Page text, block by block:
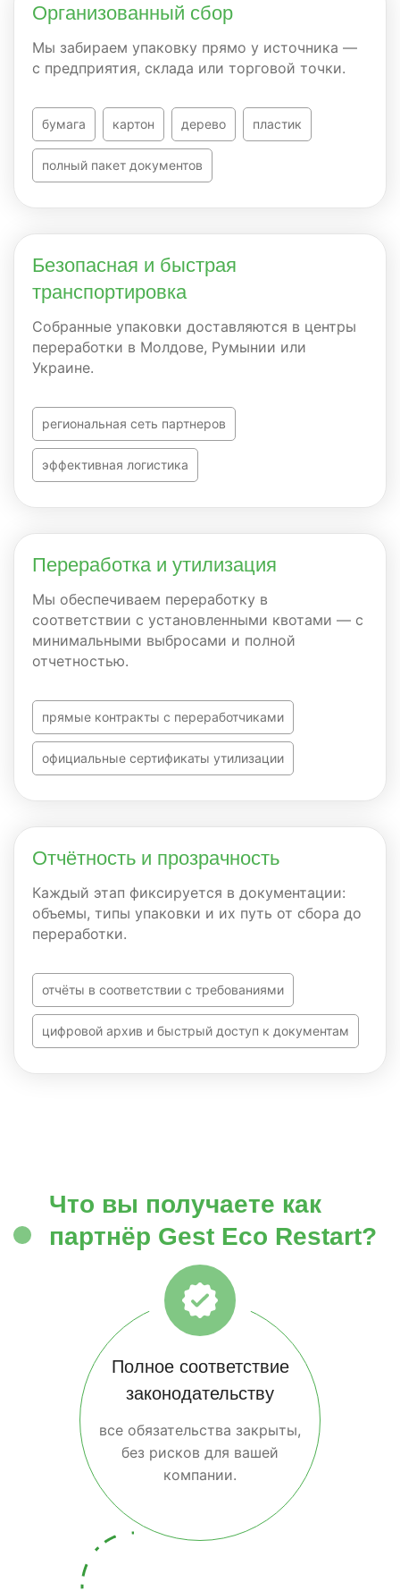
Организованный сбор
Мы забираем упаковку прямо у источника —
с предприятия, склада или торговой точки.
бумага картон дерево пластик
полный пакет документов
Безопасная и быстрая
транспортировка
Собранные упаковки доставляются в центры
переработки в Молдове, Румынии или
Украине.
региональная сеть партнеров
эффективная логистика
Переработка и утилизация
Мы обеспечиваем переработку в
соответствии с установленными квотами — с
минимальными выбросами и полной
отчетностью.
прямые контракты с переработчиками
официальные сертификаты утилизации
Отчётность и прозрачность
Каждый этап фиксируется в документации:
объемы, типы упаковки и их путь от сбора до
переработки.
отчёты в соответствии с требованиями
цифровой архив и быстрый доступ к документам
Что вы получаете как
партнёр Gest Eco Restart?
Полное соответствие
законодательству
все обязательства закрыты,
без рисков для вашей
компании.